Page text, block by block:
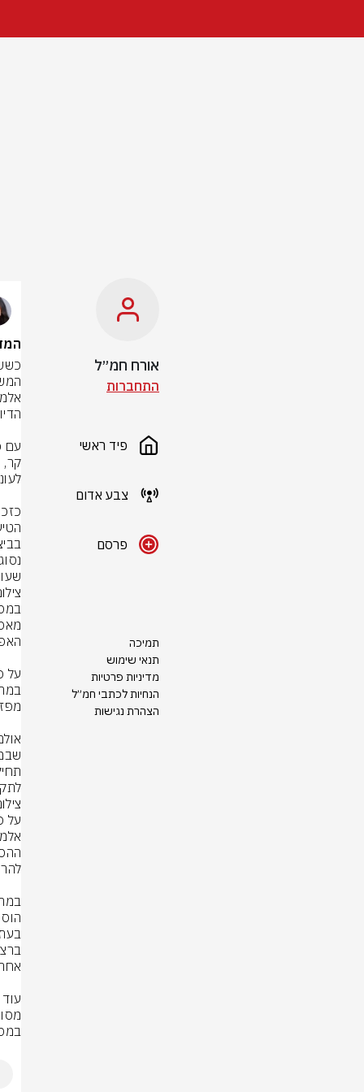
אורח חמ״ל
התחברות
פיד ראשי
צבע אדום
פרסם
תמיכה
תנאי שימוש
מדיניות פרטיות
הנחיות לכתבי חמ״ל
הצהרת נגישות
המדינה